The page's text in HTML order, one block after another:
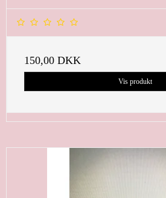
150,00 DKK
Vis produkt